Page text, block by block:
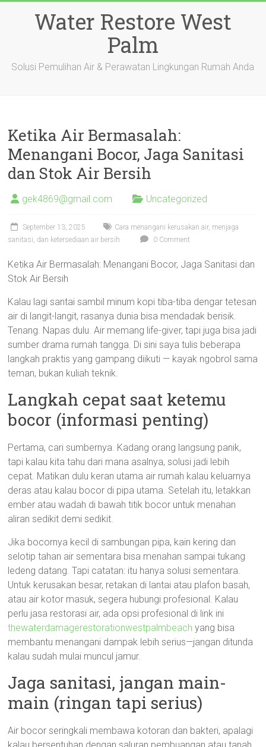
Water Restore West
Palm
Solusi Pemulihan Air & Perawatan Lingkungan Rumah Anda
Ketika Air Bermasalah:
Menangani Bocor, Jaga Sanitasi
dan Stok Air Bersih
gek4869@gmail.com Uncategorized
September 13, 2025
Cara menangani kerusakan air, menjaga
sanitasi, dan ketersediaan air bersih
0 Comment
Ketika Air Bermasalah: Menangani Bocor, Jaga Sanitasi dan
Stok Air Bersih
Kalau lagi santai sambil minum kopi tiba-tiba dengar tetesan
air di langit-langit, rasanya dunia bisa mendadak berisik.
Tenang. Napas dulu. Air memang life-giver, tapi juga bisa jadi
sumber drama rumah tangga. Di sini saya tulis beberapa
langkah praktis yang gampang diikuti — kayak ngobrol sama
teman, bukan kuliah teknik.
Langkah cepat saat ketemu
bocor (informasi penting)
Pertama, cari sumbernya. Kadang orang langsung panik,
tapi kalau kita tahu dari mana asalnya, solusi jadi lebih
cepat. Matikan dulu keran utama air rumah kalau keluarnya
deras atau kalau bocor di pipa utama. Setelah itu, letakkan
ember atau wadah di bawah titik bocor untuk menahan
aliran sedikit demi sedikit.
Jika bocornya kecil di sambungan pipa, kain kering dan
selotip tahan air sementara bisa menahan sampai tukang
ledeng datang. Tapi catatan: itu hanya solusi sementara.
Untuk kerusakan besar, retakan di lantai atau plafon basah,
atau air kotor masuk, segera hubungi profesional. Kalau
perlu jasa restorasi air, ada opsi profesional di link ini
thewaterdamagerestorationwestpalmbeach yang bisa
membantu menangani dampak lebih serius—jangan ditunda
kalau sudah mulai muncul jamur.
Jaga sanitasi, jangan main-
main (ringan tapi serius)
Air bocor seringkali membawa kotoran dan bakteri, apalagi